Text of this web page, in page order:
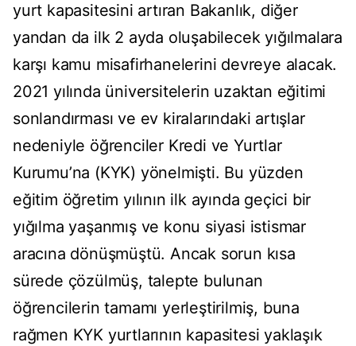
yurt kapasitesini artıran Bakanlık, diğer
yandan da ilk 2 ayda oluşabilecek yığılmalara
karşı kamu misafirhanelerini devreye alacak.
2021 yılında üniversitelerin uzaktan eğitimi
sonlandırması ve ev kiralarındaki artışlar
nedeniyle öğrenciler Kredi ve Yurtlar
Kurumu’na (KYK) yönelmişti. Bu yüzden
eğitim öğretim yılının ilk ayında geçici bir
yığılma yaşanmış ve konu siyasi istismar
aracına dönüşmüştü. Ancak sorun kısa
sürede çözülmüş, talepte bulunan
öğrencilerin tamamı yerleştirilmiş, buna
rağmen KYK yurtlarının kapasitesi yaklaşık